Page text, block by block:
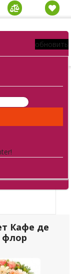
обновить
Кафе де
флор